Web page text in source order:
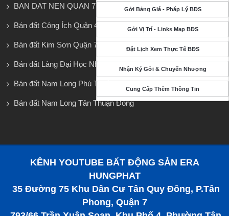
Gởi Bảng Giá - Pháp Lý BĐS
Gởi Vị Trí - Links Map BĐS
Đặt Lịch Xem Thực Tế BĐS
Nhận Ký Gởi & Chuyển Nhượng
Cung Cấp Thêm Thông Tin
BAN DAT NEN QUAN 7
Bán đất Công Ích Quận 4
Bán đất Kim Sơn Quận 7
Bán đất Làng Đại Học Nhà Bè
Bán đất Nam Long Phú Thuận
Bán đất Nam Long Tân Thuận Đông
KÊNH YOUTUBE BẤT ĐỘNG SẢN ERA
HUNGPHAT
35 Đường 75 Khu Dân Cư Tân Quy Đông, P.Tân
Phong, Quận 7